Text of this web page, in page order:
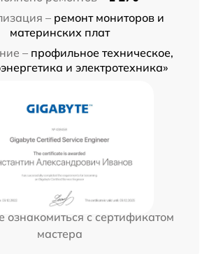
– ремонт мониторов и
материнских плат
– профильное техническое,
и электротехника»
ознакомиться с сертификатом
мастера